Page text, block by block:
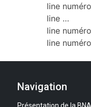
line
line …
line
line
Navigation